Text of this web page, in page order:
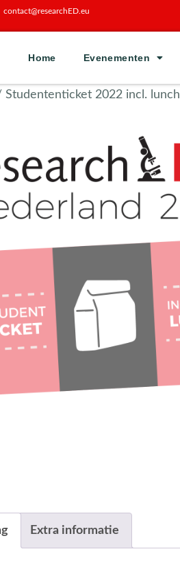
contact@researchED.eu
Home Evenementen
Studententicket 2022 incl. lunch
Extra informatie